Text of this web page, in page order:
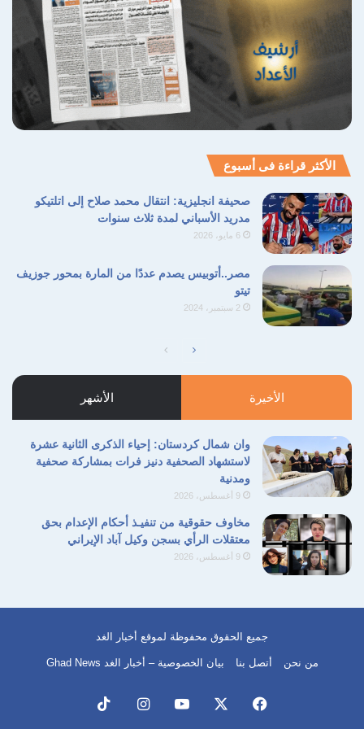
تراجع في سنغافورة أيضًا
كما تراجع مؤشرستريتس تايمزفي سنغافورة
بنسبة 0.4%، مع استمرار حالة الترقب بشأن تأثير
الرسوم الأميركية على التجارة الإقليمية.
الأكثر قراءة فى أسبوع
صحيفة انجليزية: انتقال محمد صلاح إلى اتلتيكو
مدريد الأسباني لمدة ثلاث سنوات
6 مايو، 2026
مصر..أتوبيس يصدم عددًا من المارة بمحور جوزيف
تيتو
2 سبتمبر، 2024
الصفحةالصفحة
الأخيرة الأشهر
وان شمال كردستان: إحياء الذكرى الثانية عشرة
لاستشهاد الصحفية دنيز فرات بمشاركة صحفية
ومدنية
9 أغسطس، 2026
مخاوف حقوقية من تنفيـذ أحكام الإعدام بحق
معتقلات الرأي بسجن وكيل آباد الإيراني
9 أغسطس، 2026
جميع الحقوق محفوظة لموقع أخبار الغد
من نحن أتصل بنا بيان الخصوصية – أخبار الغد Ghad News
فيسبوك ‫YouTubeانستقرام